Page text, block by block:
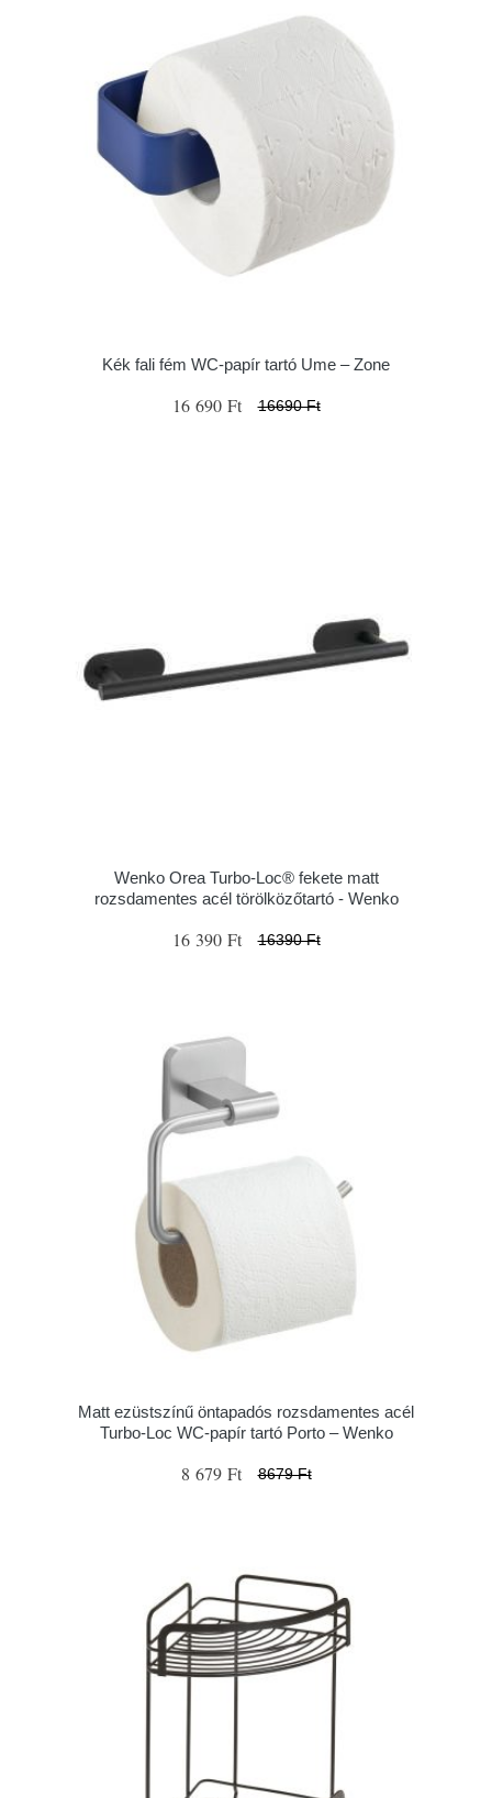
Kék fali fém WC-papír tartó Ume – Zone
16 690 Ft 16690 Ft
Wenko Orea Turbo-Loc® fekete matt
rozsdamentes acél törölközőtartó - Wenko
16 390 Ft 16390 Ft
Matt ezüstszínű öntapadós rozsdamentes acél
Turbo-Loc WC-papír tartó Porto – Wenko
8 679 Ft 8679 Ft